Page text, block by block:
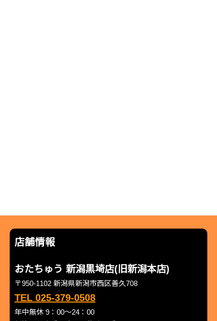
店舗情報
おたちゅう 新潟黒埼店(旧新潟本店)
〒950-1102 新潟県新潟市西区善久708
TEL 025-379-0508
年中無休 9：00～24：00